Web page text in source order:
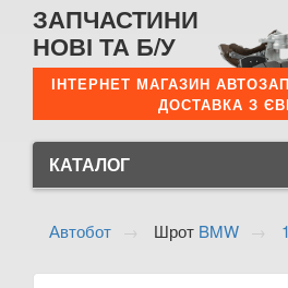
ЗАПЧАСТИНИ
НОВІ ТА Б/У
ІНТЕРНЕТ МАГАЗИН
ДОСТАВКА З
КАТАЛОГ
Автобот Шрот BMW